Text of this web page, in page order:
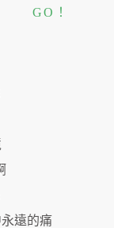
GO！
遠的痛